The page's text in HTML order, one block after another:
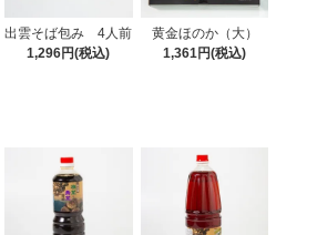
出雲そば包み 4人前
1,296円(税込)
黄金ほのか（大）
1,361円(税込)